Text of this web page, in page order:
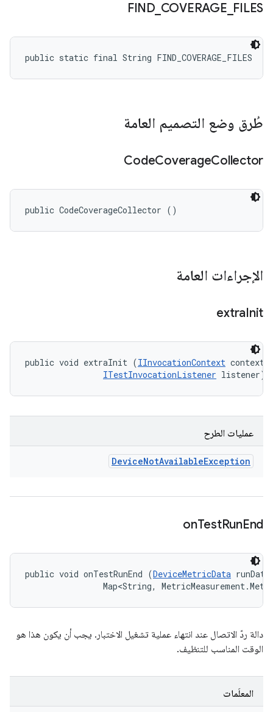
FIND_ COVERAGE FILES
public static final String FIND_COVERAGE_FILES
طُرق وضع التصميم العامة
CodeCoverageCollector
public CodeCoverageCollector ()
الإجراءات العامة
extraInit
public void extraInit (IInvocationContext
ITestInvocationListener listener)
عمليات الطرح
DeviceNotAvailableException
onTestRunEnd
public void onTestRunEnd (DeviceMetricData
Map<String,
دالة ردّ الاتصال عند انتهاء عملية تشغيل الاختبار. يجب أن يكون هذا هو
الوقت المناسب للتنظيف.
المعلَمات